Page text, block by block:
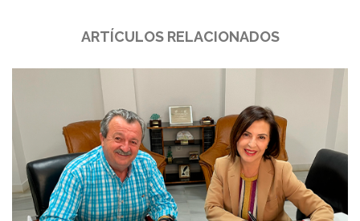
ARTÍCULOS RELACIONADOS